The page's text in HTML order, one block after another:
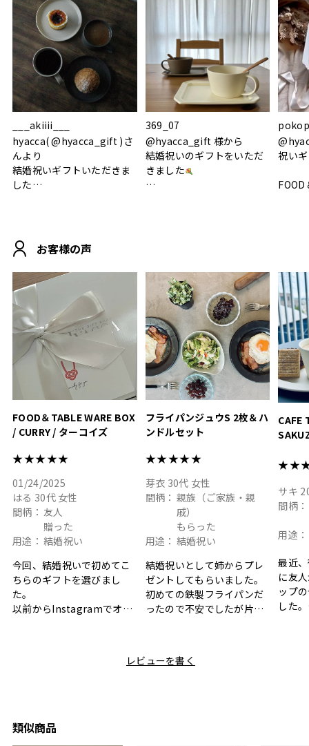
___akiiii___
hyacca( @hyacca_gift )さ
んより
結婚祝いギフトいただきま
した
おうちカフェもお洒落にな
って嬉しい𖠚 ⡱
.
#hyacca #結婚祝い
369_07
@hyacca_gift 様から
結婚祝いのギフトをいただ
きました
素敵なギフトを
ありがとうございました
#hyacca #結婚祝い
#お祝い #プレゼント
祝い
FOOD
真っ
いい
#結婚
淡色
結婚
色イ
お客様の声
FOOD＆TABLE WARE BOX
/ CURRY / ターコイズ
★★★★★
01/24/2025
はる 30代 女性
間柄： 友人
贈った
用途： 結婚祝い
今回、結婚祝いで初めてこ
ちらのギフトを選びまし
た。
以前からInstagramでオシ
と大好きなカレーのセット
ちらも大変気に入ったと写
フライパンジュウS 2枚＆ハ
ンドルセット
★★★★★
芽衣 30代 女性
間柄： 親族（ご家族・親
戚）
もらった
用途： 結婚祝い
結婚祝いとして姉からプレ
ゼントしてもらいました。
初めての鉄製フライパンだ
ったので不安でしたが片手
利です。洗い物も減って一
CAFE
サキ
間柄：
用途：
最近
に友
ップ
した。
レビューを書く
類似商品